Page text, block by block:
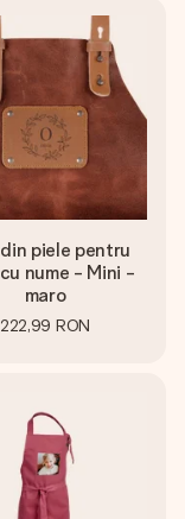
piele pentru
nume - Mini -
maro
222,99 RON